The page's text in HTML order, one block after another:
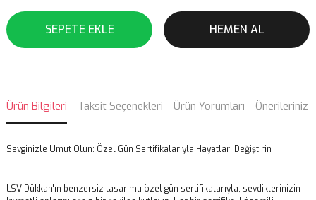
SEPETE EKLE HEMEN AL
Ürün Bilgileri Taksit Seçenekleri Ürün Yorumları Önerileriniz
Sevginizle Umut Olun: Özel Gün Sertifikalarıyla Hayatları Değiştirin
LSV Dükkan'ın benzersiz tasarımlı özel gün sertifikalarıyla, sevdiklerinizin